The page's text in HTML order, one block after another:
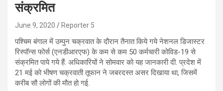
संक्रमित
June 9, 2020 Reporter 5
पश्चिम बंगाल में उम्पुन चक्रवात के दौरान तैनात किये गये नेशनल डिजास्टर
रिस्पॉन्स फोर्स (एनडीआरएफ) के कम से कम 50 कर्मचारी कोविड-19 से
संक्रमित पाये गये हैं. अधिकारियों ने सोमवार को यह जानकारी दी. प्रदेश में
21 मई को भीषण चक्रवाती तूफान ने जबरदस्त असर दिखाया था, जिसमें
करीब सौ लोगों की मौत हो गई.